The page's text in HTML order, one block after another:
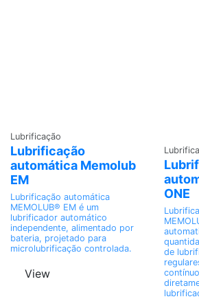
Lubrificação
Lubrificação
automática Memolub
EM
Lubrificação automática
MEMOLUB® EM é um
lubrificador automático
independente, alimentado por
bateria, projetado para
microlubrificação controlada.
View
ONE
de